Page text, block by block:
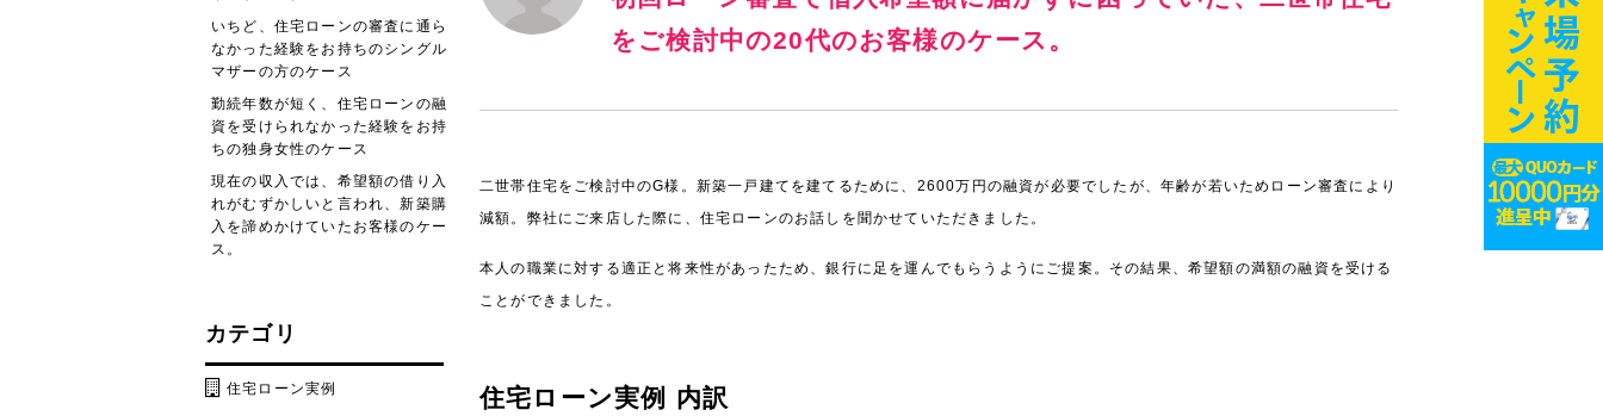
をご検討中の20代のお客様のケース。
二世帯住宅をご検討中のG様。新築一戸建てを建てるために、2600万円の融資が必要でしたが、年齢が若いためローン審査により
減額。弊社にご来店した際に、住宅ローンのお話しを聞かせていただきました。
本人の職業に対する適正と将来性があったため、銀行に足を運んでもらうようにご提案。その結果、希望額の満額の融資を受ける
ことができました。
住宅ローン実例 内訳
いちど、住宅ローンの審査に通ら
なかった経験をお持ちのシングル
マザーの方のケース
勤続年数が短く、住宅ローンの融
資を受けられなかった経験をお持
ちの独身女性のケース
現在の収入では、希望額の借り入
れがむずかしいと言われ、新築購
入を諦めかけていたお客様のケー
ス。
カテゴリ
住宅ローン実例